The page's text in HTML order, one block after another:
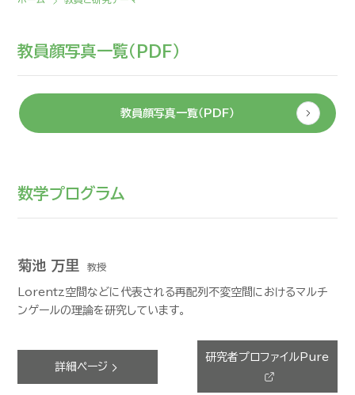
教員顔写真一覧（PDF）
教員顔写真一覧（PDF）
数学プログラム
菊池 万里 教授
Lorentz空間などに代表される再配列不変空間におけるマルチ
ンゲールの理論を研究しています。
詳細ページ
研究者プロファイルPure